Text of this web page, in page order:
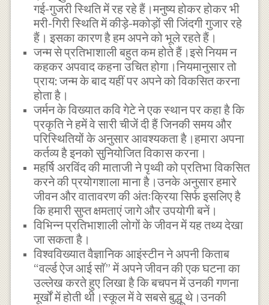
गई-गुजरी स्थिति में रह रहे हैं।मनुष्य होकर होकर भी
मरी-गिरी स्थिति में कीड़े-मकोड़ों सी जिंदगी गुजार रहे
हैं। इसका कारण है हम अपने को भूले रहते हैं।
जन्म से प्रतिभाशाली बहुत कम होते हैं।इसे नियम न
कहकर अपवाद कहना उचित होगा।नियमानुसार तो
प्राय: जन्म के बाद यहीं पर अपने को विकसित करना
होता है।
जर्मन के विख्यात कवि गेटे ने एक स्थान पर कहा है कि
प्रकृति ने हमें वे सारी चीजें दी हैं जिनकी समय और
परिस्थितियों के अनुसार आवश्यकता है।हमारा अपना
कर्तव्य है इनको सुनियोजित विकास करना।
महर्षि अरविंद की माताजी ने पृथ्वी को प्रतिभा विकसित
करने की प्रयोगशाला माना है।उनके अनुसार हमारे
जीवन और वातावरण की अंतःक्रिया सिर्फ इसलिए है
कि हमारी सुप्त क्षमताएं जागे और उपयोगी बनें।
विभिन्न प्रतिभाशाली लोगों के जीवन में यह तथ्य देखा
जा सकता है।
विश्वविख्यात वैज्ञानिक आइंस्टीन ने अपनी किताब
“वर्ल्ड ऐज आई साॅ” में अपने जीवन की एक घटना का
उल्लेख करते हुए लिखा है कि बचपन में उनकी गणना
मूर्खों में होती थी।स्कूल में वे सबसे बुद्धू थे।उनकी